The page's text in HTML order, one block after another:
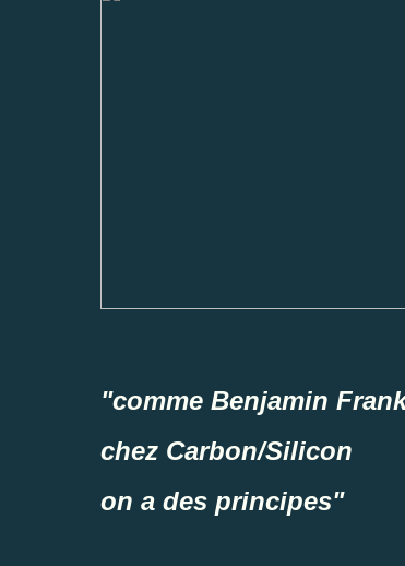
"comme Benjamin
chez Carbon/Silicon
on a des principes"